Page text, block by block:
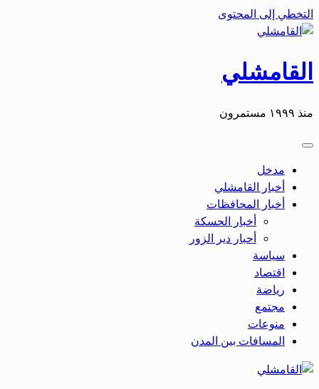
التخطي إلى المحتوى
القامشلي
منذ ١٩٩٩ مستمرون
مدخل
أخبار القامشلي
أخبار المحافظات
أخبار الحسكة
أحبار دير الزور
سياسة
اقتصاد
رياضة
مجتمع
منوعات
المسافات بين المدن